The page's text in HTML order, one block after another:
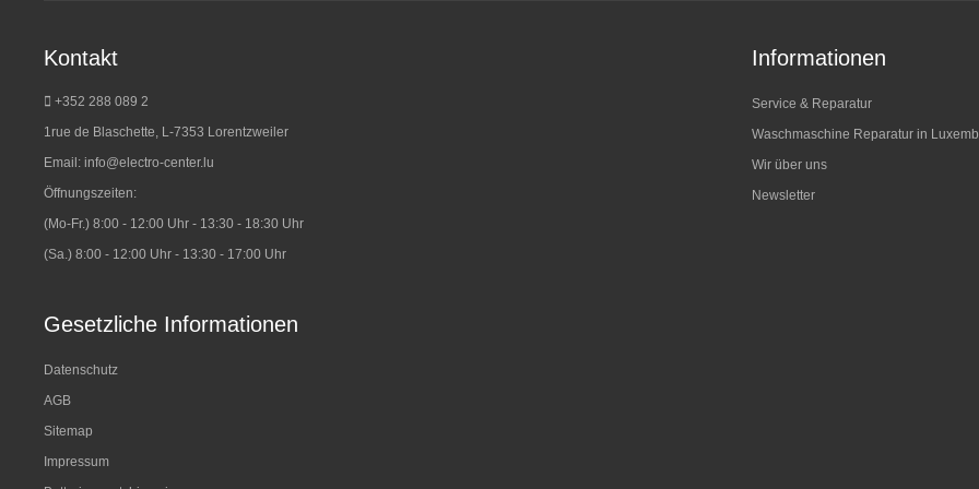
Kontakt
+352 288 089 2
1rue de Blaschette, L-7353 Lorentzweiler
Email: info@electro-center.lu
Öffnungszeiten:
(Mo-Fr.) 8:00 - 12:00 Uhr - 13:30 - 18:30 Uhr
(Sa.) 8:00 - 12:00 Uhr - 13:30 - 17:00 Uhr
Informationen
Service & Reparatur
Waschmaschine Reparatur in
Wir über uns
Newsletter
Gesetzliche Informationen
Datenschutz
AGB
Sitemap
Impressum